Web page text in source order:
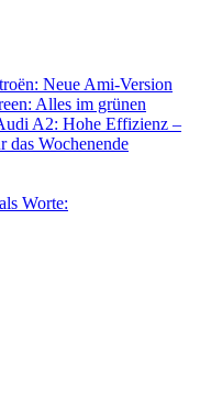
Neue Ami-Version
Alles im grünen
A2: Hohe Effizienz –
das Wochenende
Worte: